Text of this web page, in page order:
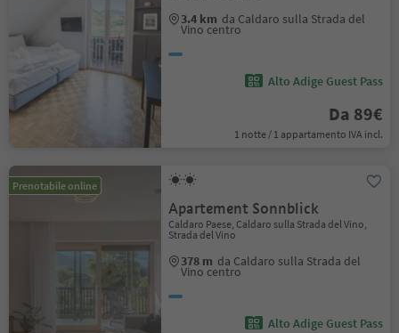
3.4 km da Caldaro sulla Strada del
Vino centro
Alto Adige Guest Pass
Da 89€
1 notte / 1 appartamento IVA incl.
Prenotabile online
Apartement Sonnblick
Caldaro Paese, Caldaro sulla Strada del Vino,
Strada del Vino
378 m da Caldaro sulla Strada del
Vino centro
Alto Adige Guest Pass